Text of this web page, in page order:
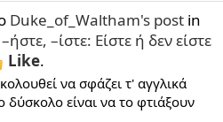
Duke_of_Waltham's post in
–ίστε: Είστε ή δεν είστε
Like.
να σφάζει τ' αγγλικά
είναι να το φτιάξουν